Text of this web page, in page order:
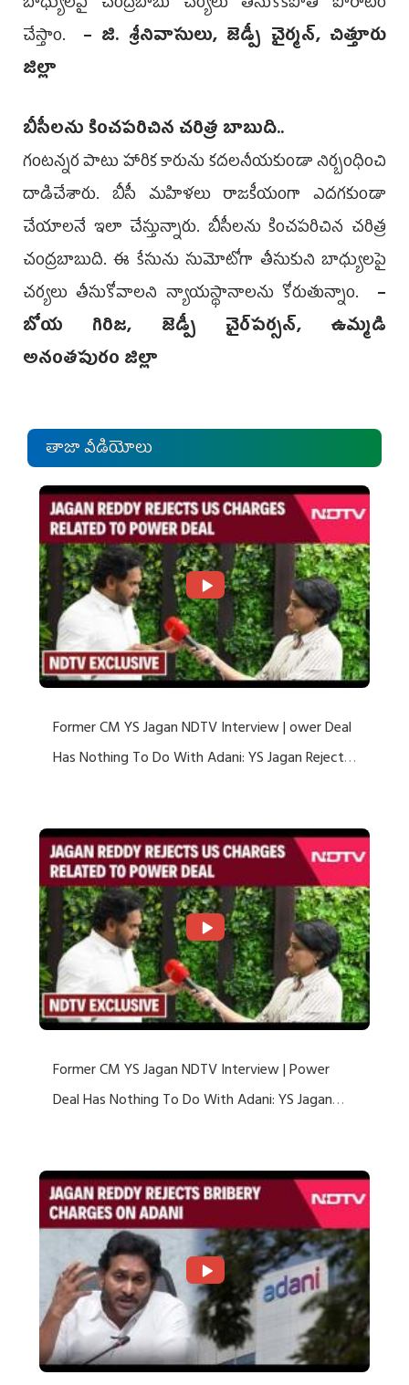
చేస్తాం. – జి. శ్రీనివాసులు, జెడ్పీ చైర్మన్, చిత్తూరు
జిల్లా
బీసీలను కించపరిచిన చరిత్ర బాబుది..
గంటన్నర పాటు హారిక కారును కదలనీయకుండా నిర్బంధించి
దాడిచేశారు. బీసీ మహిళలు రాజకీయంగా ఎదగకుండా
చేయాలనే ఇలా చేస్తున్నారు. బీసీలను కించపరిచిన చరిత్ర
చంద్రబాబుది. ఈ కేసును సుమోటోగా తీసుకుని బాధ్యులపై
చర్యలు తీసుకోవాలని న్యాయస్థానాలను కోరుతున్నాం.
–
బోయ గిరిజ, జెడ్పీ చైర్‌పర్సన్, ఉమ్మడి
అనంతపురం జిల్లా
తాజా వీడియోలు
Former CM YS Jagan NDTV Interview | ower Deal
Has Nothing To Do With Adani: YS Jagan Rejects
Former CM YS Jagan NDTV Interview | Power
Deal Has Nothing To Do With Adani: YS Jagan